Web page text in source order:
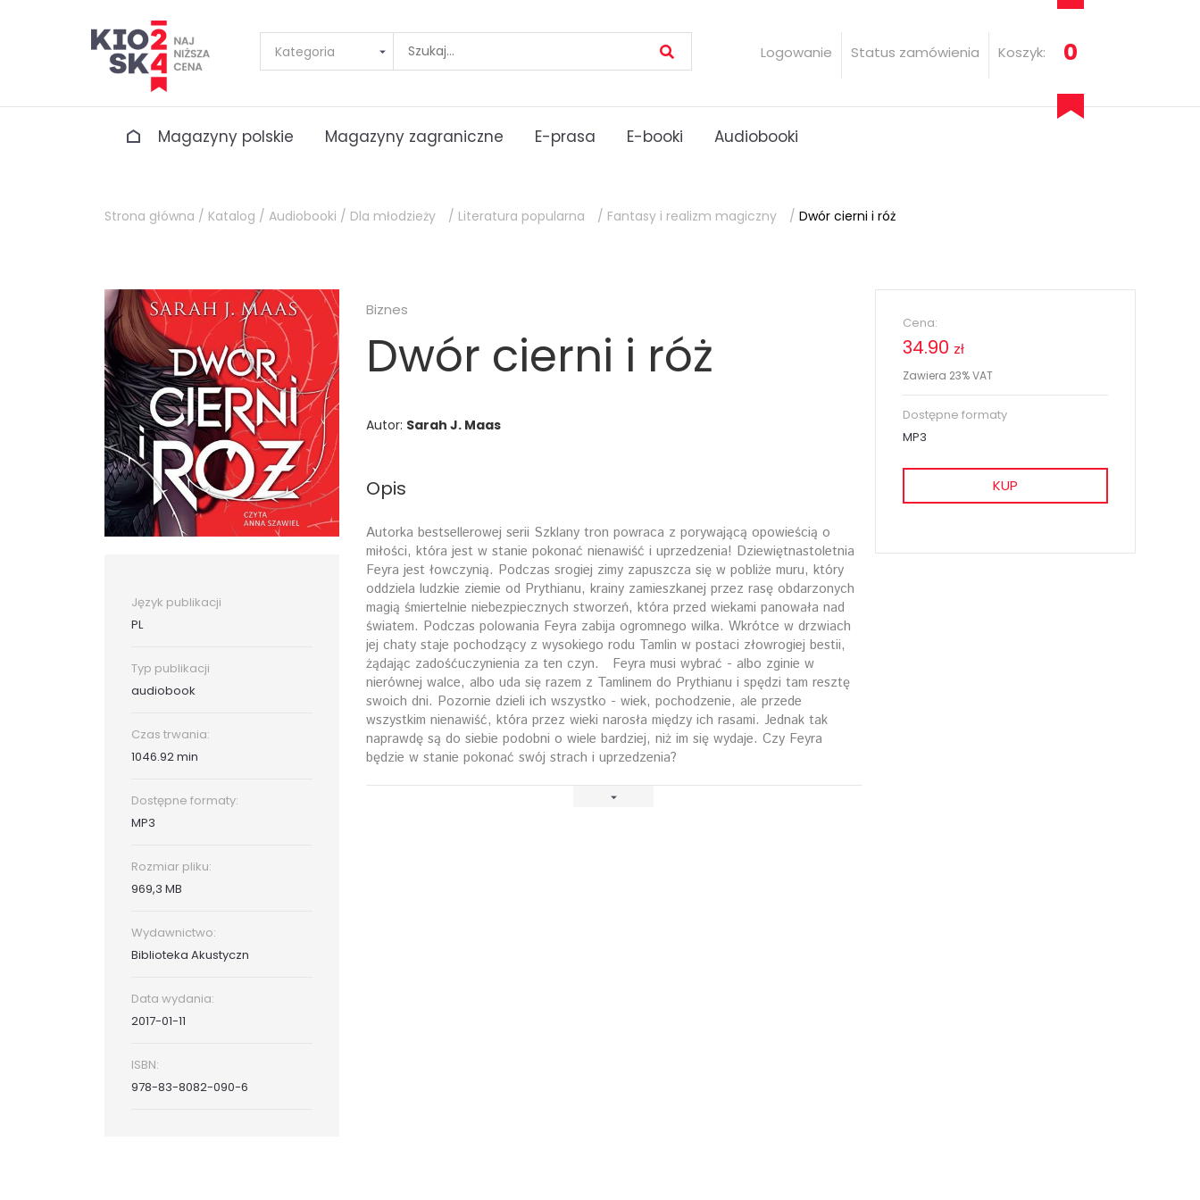
Logowanie Status zamówienia Koszyk: 0
Magazyny polskie Magazyny zagraniczne E-prasa E-booki Audiobooki
Strona główna / Katalog / Audiobooki / Dla młodzieży / Literatura popularna / Fantasy i realizm magiczny / Dwór cierni i róż
Język publikacji
PL
Typ publikacji
audiobook
Czas trwania:
1046.92 min
Dostępne formaty:
MP3
Rozmiar pliku:
969,3 MB
Wydawnictwo:
Biblioteka Akustyczn
Data wydania:
2017-01-11
ISBN:
978-83-8082-090-6
Biznes
Dwór cierni i róż
Autor: Sarah J. Maas
Opis
Autorka bestsellerowej serii Szklany tron powraca z porywającą opowieścią o
miłości, która jest w stanie pokonać nienawiść i uprzedzenia! Dziewiętnastoletnia
Feyra jest łowczynią. Podczas srogiej zimy zapuszcza się w pobliże muru, który
oddziela ludzkie ziemie od Prythianu, krainy zamieszkanej przez rasę obdarzonych
magią śmiertelnie niebezpiecznych stworzeń, która przed wiekami panowała nad
światem. Podczas polowania Feyra zabija ogromnego wilka. Wkrótce w drzwiach
jej chaty staje pochodzący z wysokiego rodu Tamlin w postaci złowrogiej bestii,
żądając zadośćuczynienia za ten czyn. Feyra musi wybrać - albo zginie w
nierównej walce, albo uda się razem z Tamlinem do Prythianu i spędzi tam resztę
swoich dni. Pozornie dzieli ich wszystko - wiek, pochodzenie, ale przede
wszystkim nienawiść, która przez wieki narosła między ich rasami. Jednak tak
naprawdę są do siebie podobni o wiele bardziej, niż im się wydaje. Czy Feyra
będzie w stanie pokonać swój strach i uprzedzenia?
Cena:
34.90 zł
Zawiera 23% VAT
Dostępne formaty
MP3
KUP